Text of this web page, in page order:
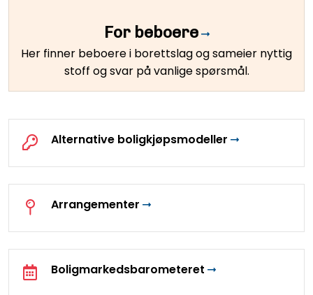
For beboere
Her finner beboere i borettslag og sameier nyttig
stoff og svar på vanlige spørsmål.
Alternative boligkjøpsmodeller
Arrangementer
Boligmarkedsbarometeret